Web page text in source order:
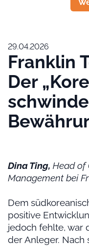
29.04.2026
Franklin
Der
Dina Ting, Head of
Management bei
Dem
positive
jedoch fehlte, war
der Anleger. Nach